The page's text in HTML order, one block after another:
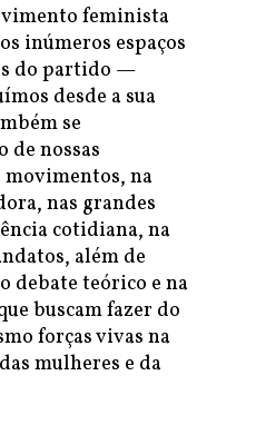
feminista
inúmeros espaços
do partido —
desde a sua
se
de nossas
na
nas grandes
cotidiana, na
além de
debate teórico e na
buscam fazer do
forças vivas na
mulheres e da